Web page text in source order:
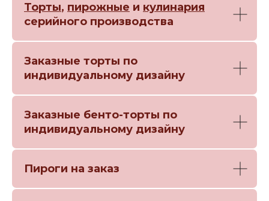
Торты, пирожные и кулинария
серийного производства
Заказные торты по
индивидуальному дизайну
Заказные бенто-торты по
индивидуальному дизайну
Пироги на заказ